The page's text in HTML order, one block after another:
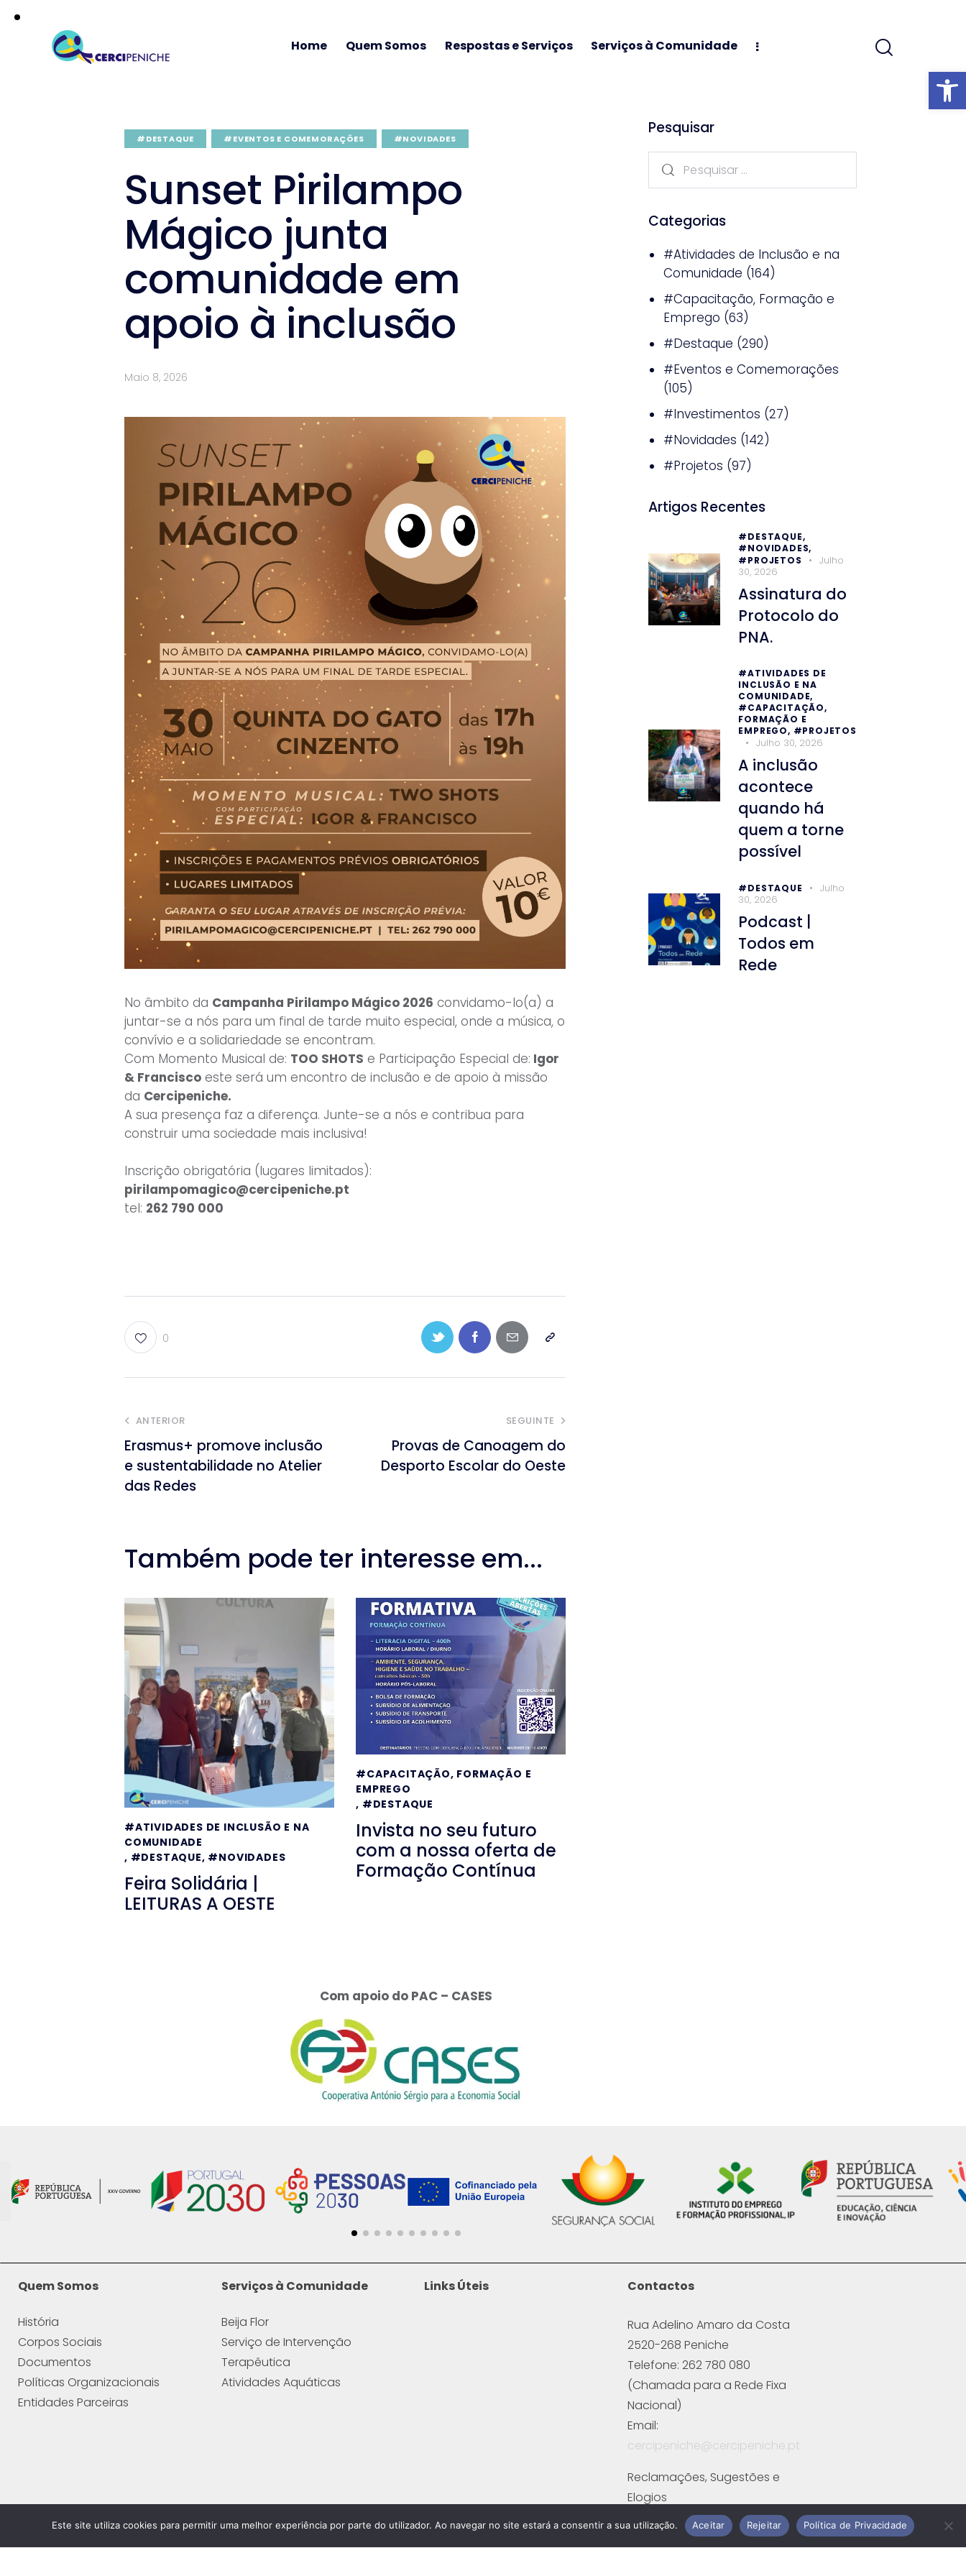
Abrir barra
Home Quem Somos Respostas e Serviços Serviços à Comunidade
#DESTAQUE #EVENTOS E COMEMORAÇÕES #NOVIDADES
Sunset Pirilampo
Mágico junta
comunidade em
apoio à inclusão
Maio 8, 2026
No âmbito da Campanha Pirilampo Mágico 2026 convidamo-lo(a) a
juntar-se a nós para um final de tarde muito especial, onde a música, o
convívio e a solidariedade se encontram.
Com Momento Musical de: TOO SHOTS e Participação Especial de: Igor
& Francisco este será um encontro de inclusão e de apoio à missão
da Cercipeniche.
A sua presença faz a diferença. Junte-se a nós e contribua para
construir uma sociedade mais inclusiva!
Inscrição obrigatória (lugares limitados):
pirilampomagico@cercipeniche.pt
tel: 262 790 000
0
ANTERIOR
Erasmus+ promove inclusão
e sustentabilidade no Atelier
das Redes
SEGUINTE
Provas de Canoagem do
Desporto Escolar do Oeste
Também pode ter interesse em...
#ATIVIDADES DE INCLUSÃO E NA
COMUNIDADE
, #DESTAQUE, #NOVIDADES
Feira Solidária |
LEITURAS A OESTE
#CAPACITAÇÃO, FORMAÇÃO E
EMPREGO
, #DESTAQUE
Invista no seu futuro
com a nossa oferta de
Formação Contínua
Pesquisar
Categorias
#Atividades de Inclusão e na
Comunidade (164)
#Capacitação, Formação e
Emprego (63)
#Destaque (290)
#Eventos e Comemorações
(105)
#Investimentos (27)
#Novidades (142)
#Projetos (97)
Artigos Recentes
#DESTAQUE,
#NOVIDADES,
#PROJETOS
Julho
30, 2026
Assinatura do
Protocolo do
PNA.
#ATIVIDADES DE
INCLUSÃO E NA
COMUNIDADE,
#CAPACITAÇÃO,
FORMAÇÃO E
EMPREGO, #PROJETOS
Julho 30, 2026
A inclusão
acontece
quando há
quem a torne
possível
#DESTAQUE
Julho
30, 2026
Podcast |
Todos em
Rede
Com apoio do PAC – CASES
Quem Somos
História
Corpos Sociais
Documentos
Políticas Organizacionais
Entidades Parceiras
Serviços à Comunidade
Beija Flor
Serviço de Intervenção
Terapêutica
Atividades Aquáticas
Links Úteis Contactos
Rua Adelino Amaro da Costa
2520-268 Peniche
Telefone: 262 780 080
(Chamada para a Rede Fixa
Nacional)
Email:
cercipeniche@cercipeniche.pt
Reclamações, Sugestões e
Elogios
Ficha de Candidatura
Ficha de Contacto
Este site utiliza cookies para permitir uma melhor experiência por parte do utilizador. Ao navegar no site estará a consentir a sua utilização. Aceitar Rejeitar Política de Privacidade